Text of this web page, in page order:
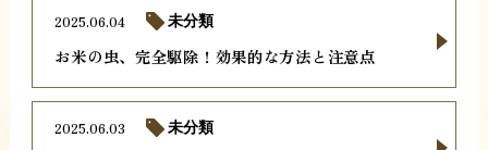
お米の虫、完全駆除！効果的な方法と注意点
2025.06.04 未分類
2025.06.03 未分類